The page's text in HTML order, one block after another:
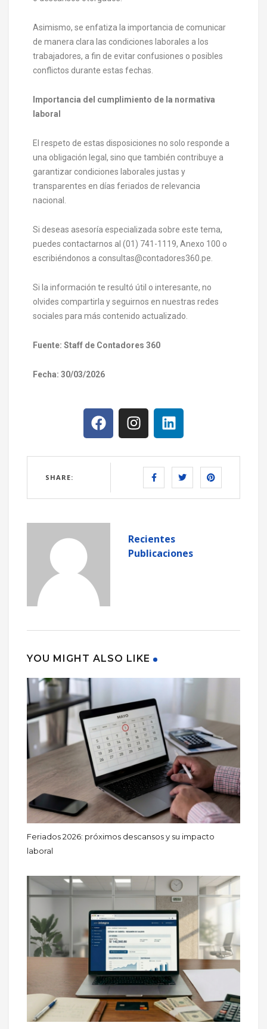
Asimismo, se enfatiza la importancia de comunicar
de manera clara las condiciones laborales a los
trabajadores, a fin de evitar confusiones o posibles
conflictos durante estas fechas.
Importancia del cumplimiento de la normativa
laboral
El respeto de estas disposiciones no solo responde a
una obligación legal, sino que también contribuye a
garantizar condiciones laborales justas y
transparentes en días feriados de relevancia
nacional.
Si deseas asesoría especializada sobre este tema,
puedes contactarnos al (01) 741-1119, Anexo 100 o
escribiéndonos a consultas@contadores360.pe.
Si la información te resultó útil o interesante, no
olvides compartirla y seguirnos en nuestras redes
sociales para más contenido actualizado.
Fuente: Staff de Contadores 360
Fecha: 30/03/2026
SHARE:
Recientes
Publicaciones
YOU MIGHT ALSO LIKE
Feriados 2026: próximos descansos y su impacto
laboral